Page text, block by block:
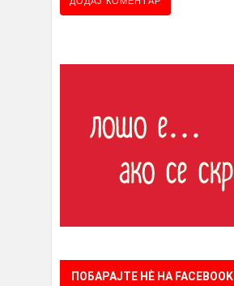
ПОБАРАЈТЕ НÈ НА FACEBOOK